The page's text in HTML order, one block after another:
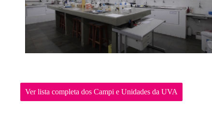
Ver lista completa dos Campi e Unidades da UVA